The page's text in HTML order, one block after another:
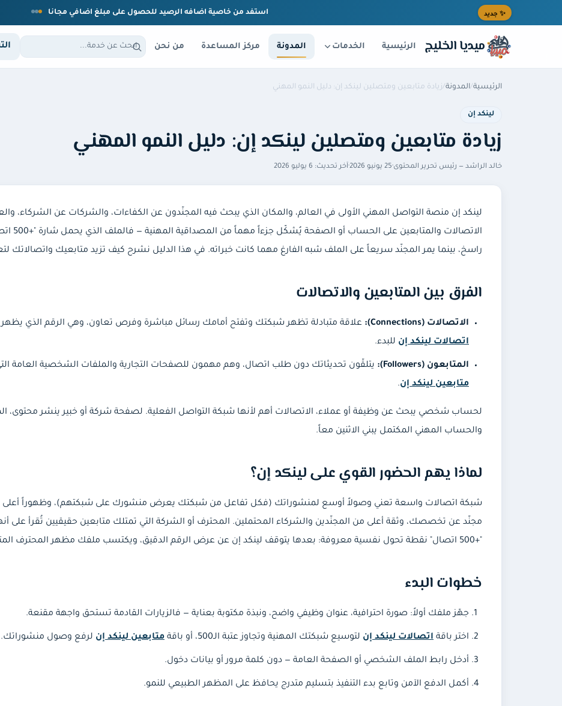
تخطى إلى المحتوى الرئيسي
✨ جديد استفد من خاصية اضافه الرصيد للحصول على مبلغ اضافي مجانا
ميديا الخليج الرئيسية الخدمات المدونة مركز المساعدة من نحن
الرئيسية/المدونة/زيادة متابعين ومتصلين لينكد إن: دليل النمو المهني
لينكد إن
زيادة متابعين ومتصلين لينكد إن: دليل النمو المهني
خالد الراشد — رئيس تحرير المحتوى·25 يونيو 2026 ·آخر تحديث: 6 يوليو 2026
لينكد إن منصة التواصل المهني الأولى في العالم، والمكان الذي يبحث فيه المجنّدون عن الكفاءات، والشركات عن الشركاء،
راسخ، بينما يمر المجنّد سريعاً على الملف شبه الفارغ مهما كانت خبراته. في هذا الدليل نشرح كيف تزيد متابعيك
الفرق بين المتابعين والاتصالات
الاتصالات (Connections):
علاقة متبادلة تظهر شبكتك وتفتح أمامك رسائل مباشرة وفرص تعاون، وهي الرقم الذي
اتصالات لينكد إن للبدء.
المتابعون (Followers):
يتلقّون تحديثاتك دون طلب اتصال، وهم مهمون للصفحات التجارية والملفات الشخصية العامة
متابعين لينكد إن.
لحساب شخصي يبحث عن وظيفة أو عملاء، الاتصالات أهم لأنها شبكة التواصل الفعلية. لصفحة شركة أو خبير ينشر محتوى،
والحساب المهني المكتمل يبني الاثنين معاً.
لماذا يهم الحضور القوي على لينكد إن؟
شبكة اتصالات واسعة تعني وصولاً أوسع لمنشوراتك (فكل تفاعل من شبكتك يعرض منشورك على شبكتهم)، وظهوراً أعلى
مجنّد عن تخصصك، وثقة أعلى من المجنّدين والشركاء المحتملين. المحترف أو الشركة التي تمتلك متابعين حقيقيين تُقرأ على
"+500 اتصال" نقطة تحول نفسية معروفة: بعدها يتوقف لينكد إن عن عرض الرقم الدقيق، ويكتسب ملفك مظهر المحترف المتصل جيداً بمجاله.
خطوات البدء
جهّز ملفك أولاً: صورة احترافية، عنوان وظيفي واضح، ونبذة مكتوبة بعناية — فالزيارات القادمة تستحق واجهة مقنعة.
اختر باقة اتصالات لينكد إن لتوسيع شبكتك المهنية وتجاوز عتبة الـ500، أو باقة متابعين لينكد إن لرفع وصول منشوراتك.
أدخل رابط الملف الشخصي أو الصفحة العامة — دون كلمة مرور أو بيانات دخول.
أكمل الدفع الآمن وتابع بدء التنفيذ بتسليم متدرج يحافظ على المظهر الطبيعي للنمو.